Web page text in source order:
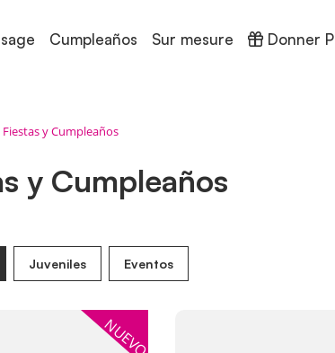
Cumpleaños Sur mesure Donner
Donner
Fiestas y Cumpleaños
y Cumpleaños
Juveniles Eventos
NUEVO